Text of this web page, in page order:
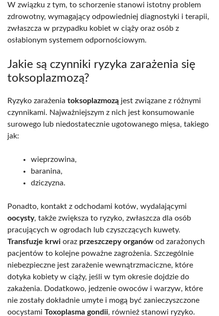
W związku z tym, to schorzenie stanowi istotny problem
zdrowotny, wymagający odpowiedniej diagnostyki i terapii,
zwłaszcza w przypadku kobiet w ciąży oraz osób z
osłabionym systemem odpornościowym.
Jakie są czynniki ryzyka zarażenia się
toksoplazmozą?
Ryzyko zarażenia toksoplazmozą jest związane z różnymi
czynnikami. Najważniejszym z nich jest konsumowanie
surowego lub niedostatecznie ugotowanego mięsa, takiego
jak:
wieprzowina,
baranina,
dziczyzna.
Ponadto, kontakt z odchodami kotów, wydalającymi
oocysty, także zwiększa to ryzyko, zwłaszcza dla osób
pracujących w ogrodach lub czyszczących kuwety.
Transfuzje krwi oraz przeszczepy organów od zarażonych
pacjentów to kolejne poważne zagrożenia. Szczególnie
niebezpieczne jest zarażenie wewnątrzmaciczne, które
dotyka kobiety w ciąży, jeśli w tym okresie dojdzie do
zakażenia. Dodatkowo, jedzenie owoców i warzyw, które
nie zostały dokładnie umyte i mogą być zanieczyszczone
oocystami Toxoplasma gondii, również stanowi ryzyko.